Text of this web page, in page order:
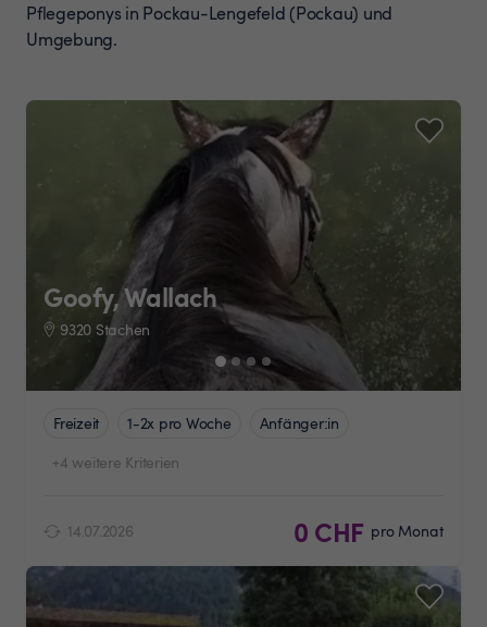
Pflegeponys in Pockau-Lengefeld (Pockau) und
Umgebung.
Goofy, Wallach
9320 Stachen
Freizeit 1-2x pro Woche
Anfänger:in
+4 weitere Kriterien
14.07.2026 0 CHF pro Monat